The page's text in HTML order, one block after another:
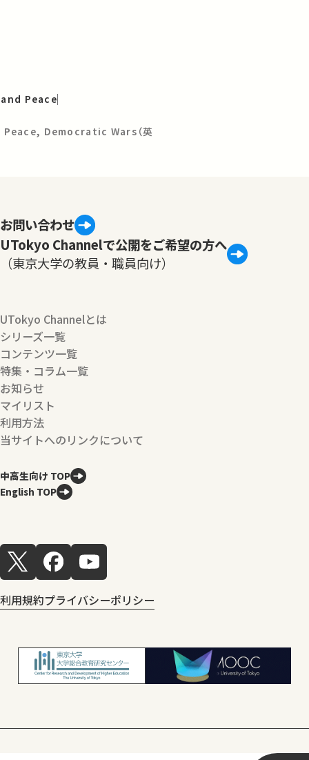
Peace
Democratic Wars（英
お問い合わせ
UTokyo Channelで公開をご希望の方へ
（東京大学の教員・職員向け）
UTokyo Channelとは
シリーズ一覧
コンテンツ一覧
特集・コラム一覧
お知らせ
マイリスト
利用方法
当サイトへのリンクについて
中高生向け TOP
English TOP
利用規約プライバシーポリシー